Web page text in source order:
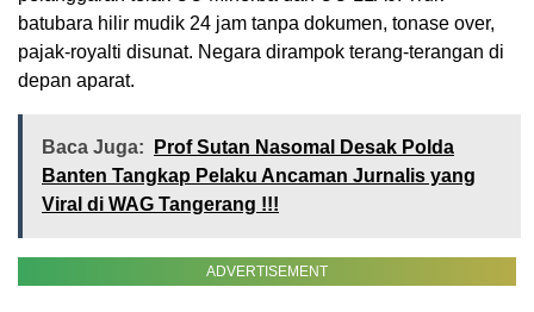
batubara hilir mudik 24 jam tanpa dokumen, tonase over,
pajak-royalti disunat. Negara dirampok terang-terangan di
depan aparat.
Baca Juga:
Prof Sutan Nasomal Desak Polda
Banten Tangkap Pelaku Ancaman Jurnalis yang
Viral di WAG Tangerang !!!
ADVERTISEMENT